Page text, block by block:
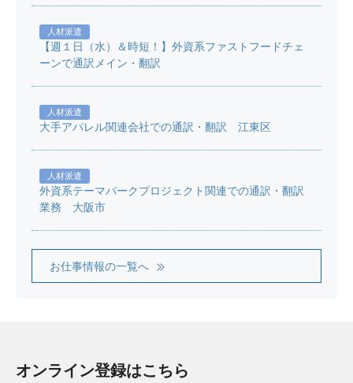
人材派遣
【週１日（水）＆時短！】外資系ファストフードチェ
ーンで通訳メイン・翻訳
人材派遣
大手アパレル関連会社での通訳・翻訳 江東区
人材派遣
外資系テーマパークプロジェクト関連での通訳・翻訳
業務 大阪市
お仕事情報の一覧へ
オンライン登録はこちら